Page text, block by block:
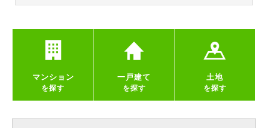
マンション
を探す
一戸建て
を探す
土地
を探す